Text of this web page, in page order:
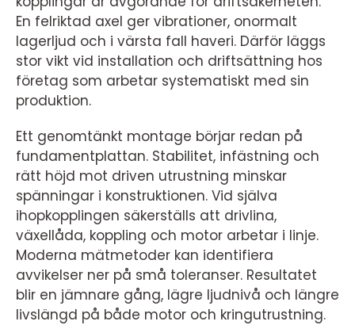
En felriktad axel ger vibrationer, onormalt
lagerljud och i värsta fall haveri. Därför läggs
stor vikt vid installation och driftsättning hos
företag som arbetar systematiskt med sin
produktion.
Ett genomtänkt montage börjar redan på
fundamentplattan. Stabilitet, infästning och
rätt höjd mot driven utrustning minskar
spänningar i konstruktionen. Vid själva
ihopkopplingen säkerställs att drivlina,
växellåda, koppling och motor arbetar i linje.
Moderna mätmetoder kan identifiera
avvikelser ner på små toleranser. Resultatet
blir en jämnare gång, lägre ljudnivå och längre
livslängd på både motor och kringutrustning.